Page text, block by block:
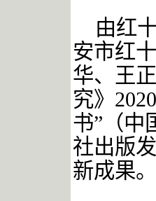
由红
安市红
华、王
究》 2020
书”（中
社出版
新成果。